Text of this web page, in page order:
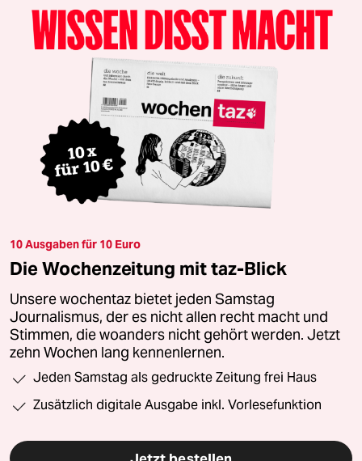
10 Ausgaben für 10 Euro
Die Wochenzeitung mit taz-Blick
Unsere wochentaz bietet jeden Samstag
Journalismus, der es nicht allen recht macht und
Stimmen, die woanders nicht gehört werden. Jetzt
zehn Wochen lang kennenlernen.
Jeden Samstag als gedruckte Zeitung frei Haus
Zusätzlich digitale Ausgabe inkl. Vorlesefunktion